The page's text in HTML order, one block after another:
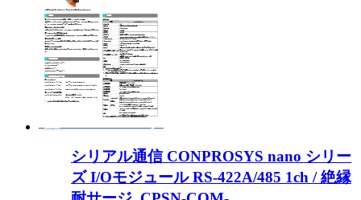
シリアル通信 CONPROSYS nano シリー
ズ I/Oモジュール RS-422A/485 1ch / 絶縁